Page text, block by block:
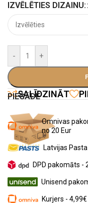
IZVĒLĒTIES DIZAINU:
- +
SALĪDZINĀT
PIEGĀDE
Omnivas
no 20 Eur
Latvijas
DPD pakomāts -
Unisend
Kurjers - 4,99€